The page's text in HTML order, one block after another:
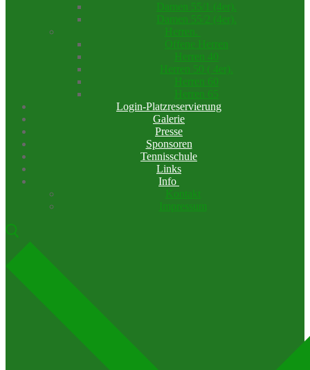
Damen 55/1 (4er).
Damen 55/2 (4er).
Herren.
Offene Herren
Herren 40
Herren 50 ( 4er).
Herren 60
Herren 65
Login-Platzreservierung
Galerie
Presse
Sponsoren
Tennisschule
Links
Info
Kontakt
Impressum